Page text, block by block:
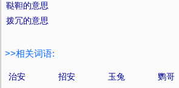
鞑靼的意思
拨冗的意思
>>相关词语:
治安 招安 玉兔 鹦哥